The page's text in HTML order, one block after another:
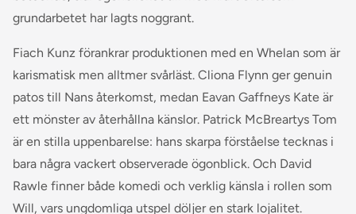
grundarbetet har lagts noggrant.
Fiach Kunz förankrar produktionen med en Whelan som är
karismatisk men alltmer svårläst. Cliona Flynn ger genuin
patos till Nans återkomst, medan Eavan Gaffneys Kate är
ett mönster av återhållna känslor. Patrick McBreartys Tom
är en stilla uppenbarelse: hans skarpa förståelse tecknas i
bara några vackert observerade ögonblick. Och David
Rawle finner både komedi och verklig känsla i rollen som
Will, vars ungdomliga utspel döljer en stark lojalitet.